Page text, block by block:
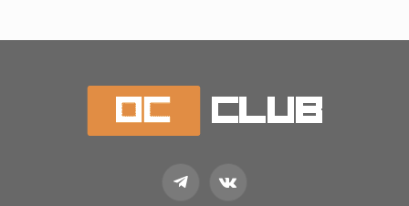
TelegramVKontakte